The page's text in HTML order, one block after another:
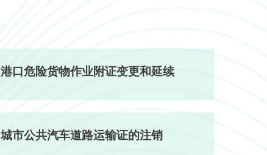
港口危险货物作业附证变更和延续
城市公共汽车道路运输证的注销